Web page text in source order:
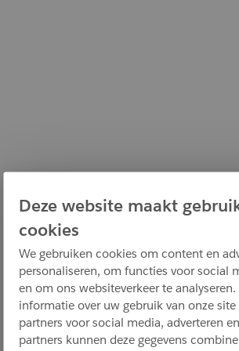
Deze website maakt
cookies
We gebruiken cookies om content en
personaliseren, om functies voor social
en om ons websiteverkeer te
informatie over uw gebruik van onze
partners voor social media, adverteren
partners kunnen deze gegevens